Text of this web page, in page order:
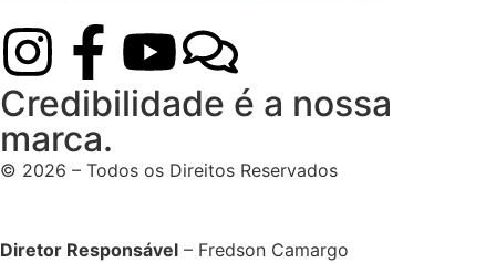
Credibilidade é a nossa
marca.
© 2026 – Todos os Direitos Reservados
Diretor Responsável – Fredson Camargo